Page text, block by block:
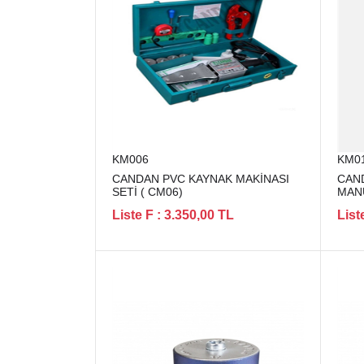
KM006
CANDAN PVC KAYNAK MAKİNASI
SETİ ( CM06)
Liste F : 3.350,00 TL